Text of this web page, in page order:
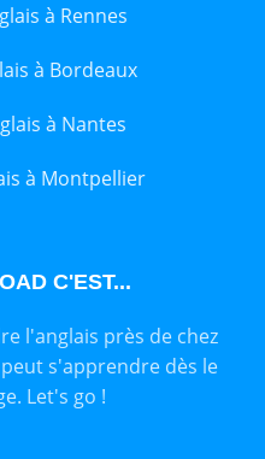
à Rennes
à Bordeaux
à Nantes
à Montpellier
C'EST...
l'anglais près de chez
s'apprendre dès le
Let's go !